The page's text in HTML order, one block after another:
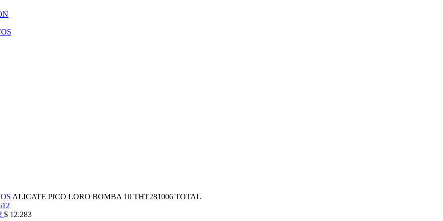
ALICATE PICO LORO BOMBA 10 THT281006 TOTAL
$ 12.283